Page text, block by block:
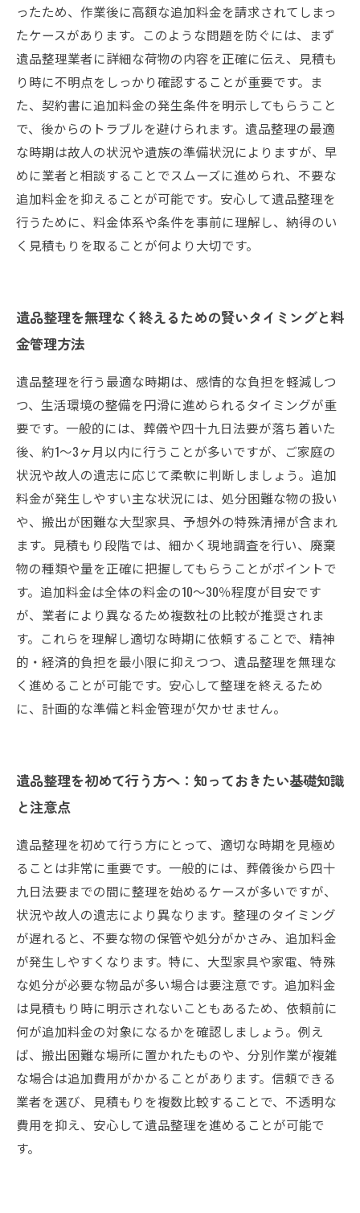
ったため、作業後に高額な追加料金を請求されてしまっ
たケースがあります。このような問題を防ぐには、まず
遺品整理業者に詳細な荷物の内容を正確に伝え、見積も
り時に不明点をしっかり確認することが重要です。ま
た、契約書に追加料金の発生条件を明示してもらうこと
で、後からのトラブルを避けられます。遺品整理の最適
な時期は故人の状況や遺族の準備状況によりますが、早
めに業者と相談することでスムーズに進められ、不要な
追加料金を抑えることが可能です。安心して遺品整理を
行うために、料金体系や条件を事前に理解し、納得のい
く見積もりを取ることが何より大切です。
遺品整理を無理なく終えるための賢いタイミングと料
金管理方法
遺品整理を行う最適な時期は、感情的な負担を軽減しつ
つ、生活環境の整備を円滑に進められるタイミングが重
要です。一般的には、葬儀や四十九日法要が落ち着いた
後、約1～3ヶ月以内に行うことが多いですが、ご家庭の
状況や故人の遺志に応じて柔軟に判断しましょう。追加
料金が発生しやすい主な状況には、処分困難な物の扱い
や、搬出が困難な大型家具、予想外の特殊清掃が含まれ
ます。見積もり段階では、細かく現地調査を行い、廃棄
物の種類や量を正確に把握してもらうことがポイントで
す。追加料金は全体の料金の10〜30％程度が目安です
が、業者により異なるため複数社の比較が推奨されま
す。これらを理解し適切な時期に依頼することで、精神
的・経済的負担を最小限に抑えつつ、遺品整理を無理な
く進めることが可能です。安心して整理を終えるため
に、計画的な準備と料金管理が欠かせません。
遺品整理を初めて行う方へ：知っておきたい基礎知識
と注意点
遺品整理を初めて行う方にとって、適切な時期を見極め
ることは非常に重要です。一般的には、葬儀後から四十
九日法要までの間に整理を始めるケースが多いですが、
状況や故人の遺志により異なります。整理のタイミング
が遅れると、不要な物の保管や処分がかさみ、追加料金
が発生しやすくなります。特に、大型家具や家電、特殊
な処分が必要な物品が多い場合は要注意です。追加料金
は見積もり時に明示されないこともあるため、依頼前に
何が追加料金の対象になるかを確認しましょう。例え
ば、搬出困難な場所に置かれたものや、分別作業が複雑
な場合は追加費用がかかることがあります。信頼できる
業者を選び、見積もりを複数比較することで、不透明な
費用を抑え、安心して遺品整理を進めることが可能で
す。